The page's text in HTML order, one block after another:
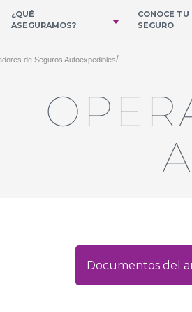
キップ
¿QUÉ
ASEGURAMOS?
CONOCE TU
SEGURO
de Seguros Autoexpedibles/
Documentos del